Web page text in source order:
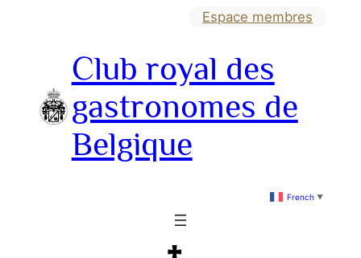
Espace membres
Club royal des
gastronomes de
Belgique
French ▼